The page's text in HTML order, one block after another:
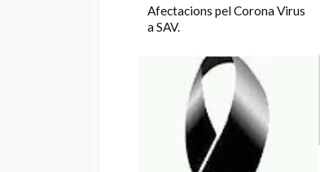
Afectacions pel Corona Virus
a SAV.